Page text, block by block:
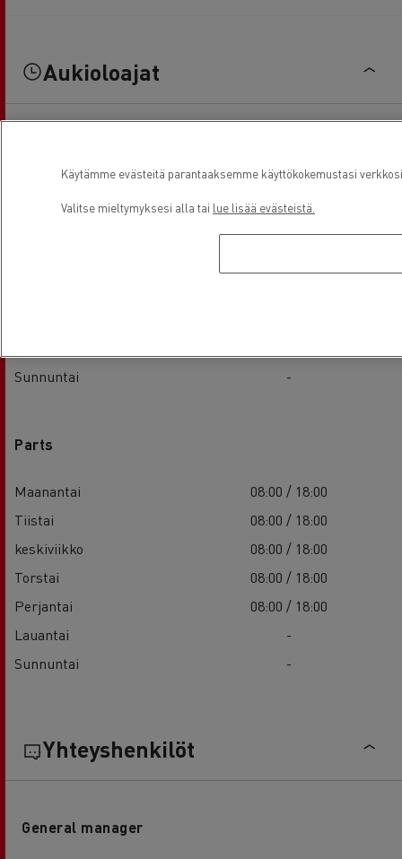
Aukioloajat
Maanantai
06:00 / 22:00
06:00 / 22:00
Sunnuntai
-
Parts
Maanantai
08:00 / 18:00
Tiistai
08:00 / 18:00
keskiviikko
08:00 / 18:00
Torstai
08:00 / 18:00
Perjantai
08:00 / 18:00
Lauantai
-
Sunnuntai
-
Yhteyshenkilöt
General manager
Käytämme evästeitä parantaaksemme käyttökokemustasi
Valitse mieltymyksesi alla tai lue lisää evästeistä.